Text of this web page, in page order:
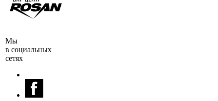
Мы
в социальных
сетях